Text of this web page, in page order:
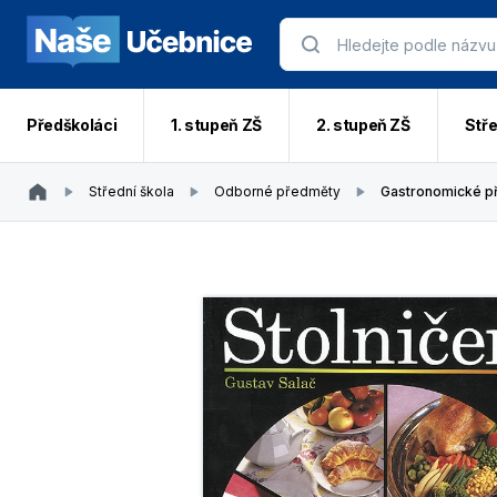
Předškoláci 1. stupeň ZŠ 2. stupeň ZŠ
Střední škola Odborné předměty Gastronomické